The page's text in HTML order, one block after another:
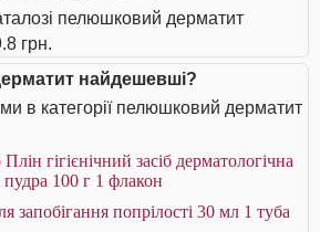
пелюшковий дерматит
грн.
найдешевші?
в категорії пелюшковий дерматит
гігієнічний засіб дерматологічна
пудра 100 г 1 флакон
запобігання попрілості 30 мл 1 туба